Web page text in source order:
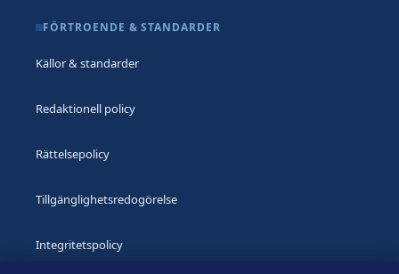
FÖRTROENDE & STANDARDER
Källor & standarder
Redaktionell policy
Rättelsepolicy
Tillgänglighetsredogörelse
Integritetspolicy